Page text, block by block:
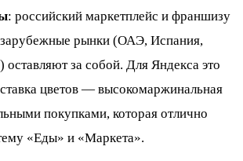
: российский маркетплейс и франшизу
рынки (ОАЭ, Испания,
оставляют за собой. Для Яндекса это
цветов — высокомаржинальная
покупками, которая отлично
«Еды» и «Маркета».